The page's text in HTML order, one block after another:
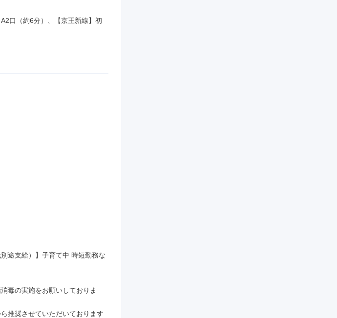
口（約6分）、【京王新線】初
途支給）】子育て中 時短勤務な
毒の実施をお願いしておりま
推奨させていただいております